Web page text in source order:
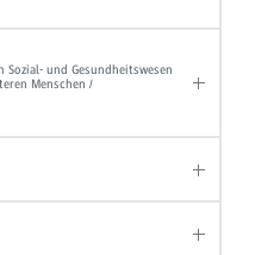
Sozial- und Gesundheitswesen
Menschen /